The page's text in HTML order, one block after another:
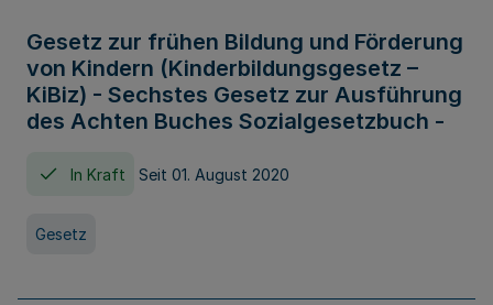
Gesetz zur frühen Bildung und Förderung
von Kindern (Kinderbildungsgesetz –
KiBiz) - Sechstes Gesetz zur Ausführung
des Achten Buches Sozialgesetzbuch -
In Kraft Seit 01. August 2020
Gesetz